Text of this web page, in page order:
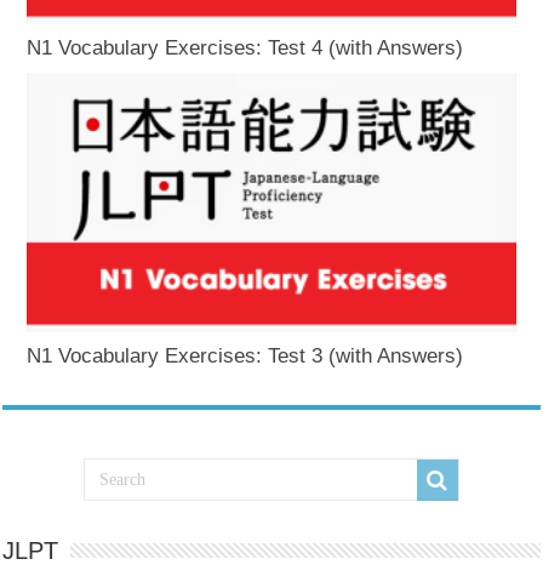
N1 Vocabulary Exercises: Test 4 (with Answers)
N1 Vocabulary Exercises: Test 3 (with Answers)
JLPT